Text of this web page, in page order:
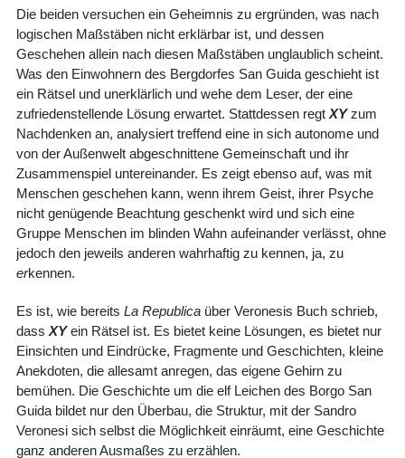
Die beiden versuchen ein Geheimnis zu ergründen, was nach
logischen Maßstäben nicht erklärbar ist, und dessen
Geschehen allein nach diesen Maßstäben unglaublich scheint.
Was den Einwohnern des Bergdorfes San Guida geschieht ist
ein Rätsel und unerklärlich und wehe dem Leser, der eine
zufriedenstellende Lösung erwartet. Stattdessen regt XYzum
Nachdenken an, analysiert treffend eine in sich autonome und
von der Außenwelt abgeschnittene Gemeinschaft und ihr
Zusammenspiel untereinander. Es zeigt ebenso auf, was mit
Menschen geschehen kann, wenn ihrem Geist, ihrer Psyche
nicht genügende Beachtung geschenkt wird und sich eine
Gruppe Menschen im blinden Wahn aufeinander verlässt, ohne
jedoch den jeweils anderen wahrhaftig zu kennen, ja, zu
erkennen.
Es ist, wie bereits La Republicaüber Veronesis Buch schrieb,
dass XYein Rätsel ist. Es bietet keine Lösungen, es bietet nur
Einsichten und Eindrücke, Fragmente und Geschichten, kleine
Anekdoten, die allesamt anregen, das eigene Gehirn zu
bemühen. Die Geschichte um die elf Leichen des Borgo San
Guida bildet nur den Überbau, die Struktur, mit der Sandro
Veronesi sich selbst die Möglichkeit einräumt, eine Geschichte
ganz anderen Ausmaßes zu erzählen.